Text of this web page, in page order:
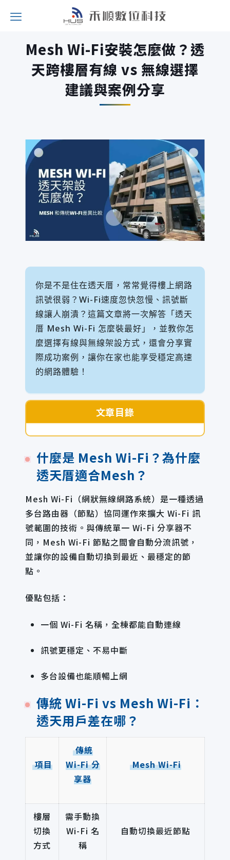
Mesh Wi-Fi安裝怎麼做？透
天跨樓層有線 vs 無線選擇
建議與案例分享
你是不是住在透天厝，常常覺得樓上網路
訊號很弱？Wi-Fi速度忽快忽慢、訊號斷
線讓人崩潰？這篇文章將一次解答「透天
厝 Mesh Wi-Fi 怎麼裝最好」，並教你怎
麼選擇有線與無線架設方式，還會分享實
際成功案例，讓你在家也能享受穩定高速
的網路體驗！
文章目錄
什麼是 Mesh Wi-Fi？為什麼
透天厝適合Mesh？
Mesh Wi-Fi（網狀無線網路系統）是一種透過
多台路由器（節點）協同運作來擴大 Wi-Fi 訊
號範圍的技術。與傳統單一 Wi-Fi 分享器不
同，Mesh Wi-Fi 節點之間會自動分流訊號，
並讓你的設備自動切換到最近、最穩定的節
點。
優點包括：
一個 Wi-Fi 名稱，全棟都能自動連線
訊號更穩定、不易中斷
多台設備也能順暢上網
傳統 Wi-Fi vs Mesh Wi-Fi：
透天用戶差在哪？
項目
傳統
Wi-Fi 分
享器
Mesh Wi-Fi
樓層
切換
方式
需手動換
Wi-Fi 名
稱
自動切換最近節點